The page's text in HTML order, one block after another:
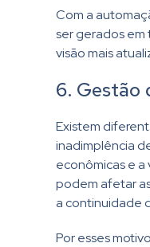
Com a
ser gerados em
visão mais
6. Gestão
Existem
inadimplência
econômicas e a
podem afetar
a continuidade
Por esses